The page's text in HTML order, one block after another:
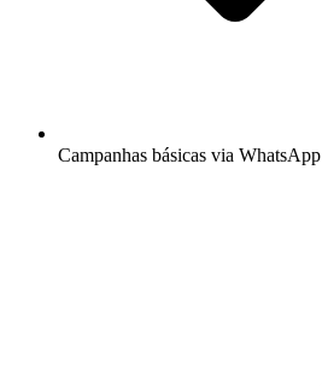
Campanhas básicas via WhatsApp